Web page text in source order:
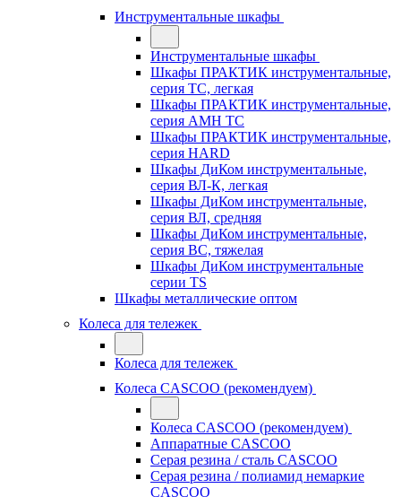
Инструментальные шкафы
Инструментальные шкафы
Шкафы ПРАКТИК инструментальные,
серия ТC, легкая
Шкафы ПРАКТИК инструментальные,
серия AMH TC
Шкафы ПРАКТИК инструментальные,
серия HARD
Шкафы ДиКом инструментальные,
cерия ВЛ-К, легкая
Шкафы ДиКом инструментальные,
серия ВЛ, средняя
Шкафы ДиКом инструментальные,
серия ВС, тяжелая
Шкафы ДиКом инструментальные
серии TS
Шкафы металлические оптом
Колеса для тележек
Колеса для тележек
Колеса CASCOO (рекомендуем)
Колеса CASCOO (рекомендуем)
Аппаратные CASCOO
Серая резина / сталь CASCOO
Серая резина / полиамид немаркие
CASCOO